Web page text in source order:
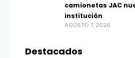
camionetas JAC
institución
AGOSTO 7, 2026
Destacados